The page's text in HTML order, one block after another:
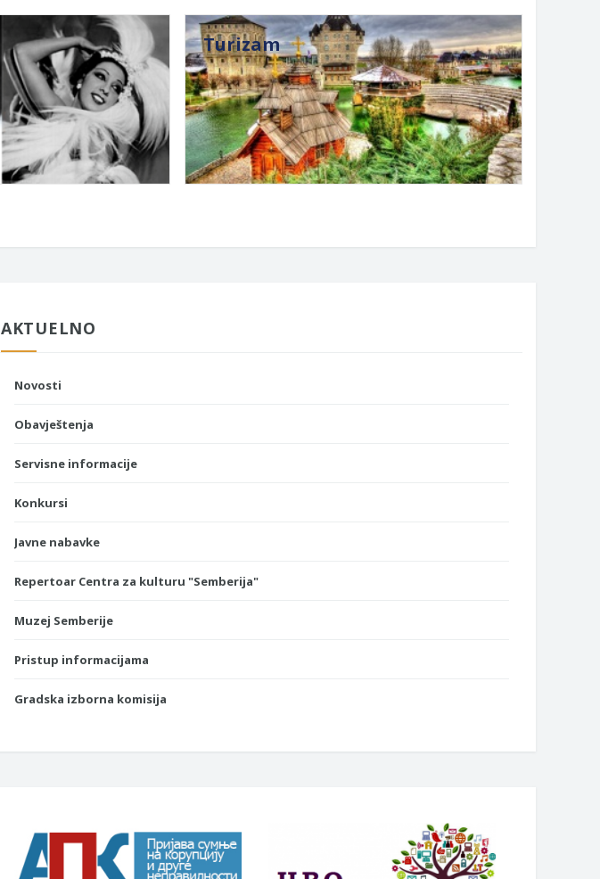
Turizam
AKTUELNO
Novosti
Obavještenja
Servisne informacije
Konkursi
Javne nabavke
Repertoar Centra za kulturu "Semberija"
Muzej Semberije
Pristup informacijama
Gradska izborna komisija